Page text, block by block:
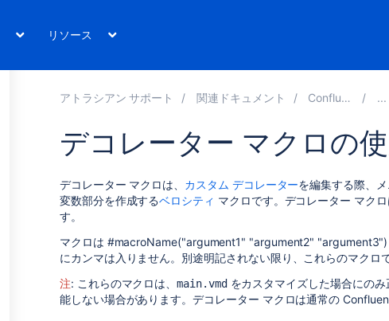
リソース
アトラシアン サポート 関連ドキュメント Confluence 7.11
デコレーター マクロの
デコレーター マクロは、 カスタム デコレーターを編集する際、
変数部分を作成するベロシティ マクロです。デコレーター マク
す。
マクロは #macroName("argument1" "argument2" "argument3")
にカンマは入りません。別途明記されない限り、これらのマクロ
注: これらのマクロは、main.vmdをカスタマイズした場合にの
能しない場合があります。デコレーター マクロは通常の